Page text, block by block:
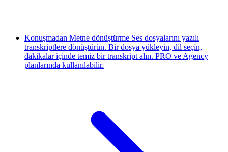
Konuşmadan Metne dönüştürme Ses dosyalarını yazılı
transkriptlere dönüştürün. Bir dosya yükleyin, dil seçin,
dakikalar içinde temiz bir transkript alın. PRO ve Agency
planlarında kullanılabilir.